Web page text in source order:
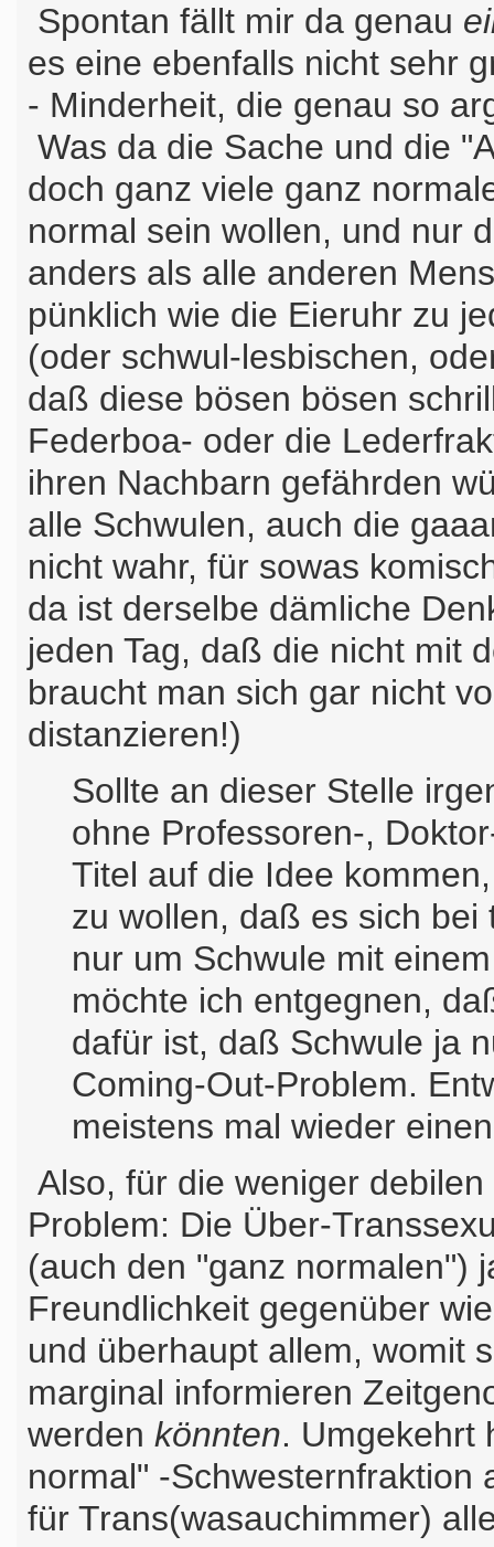
Spontan fällt mir da genau
es eine ebenfalls nicht sehr
- Minderheit, die genau so
Was da die Sache und die
doch ganz viele ganz
normal sein wollen, und nur
anders als alle anderen
pünklich wie die Eieruhr zu
(oder schwul-lesbischen,
daß diese bösen bösen
Federboa- oder die
ihren Nachbarn gefährden
alle Schwulen, auch die
nicht wahr, für sowas
da ist derselbe dämliche
jeden Tag, daß die nicht mit
braucht man sich gar nicht
distanzieren!)
Sollte an dieser Stelle
ohne Professoren-,
Titel auf die Idee
zu wollen, daß es sich
nur um Schwule mit
möchte ich entgegnen,
dafür ist, daß Schwule ja
Coming-Out-Problem.
meistens mal wieder
Also, für die weniger
Problem: Die Über-
(auch den "ganz normalen")
Freundlichkeit gegenüber
und überhaupt allem, womit
marginal informieren
werden könnten. Umgekehrt
normal" -Schwesternfraktion
für Trans(wasauchimmer)